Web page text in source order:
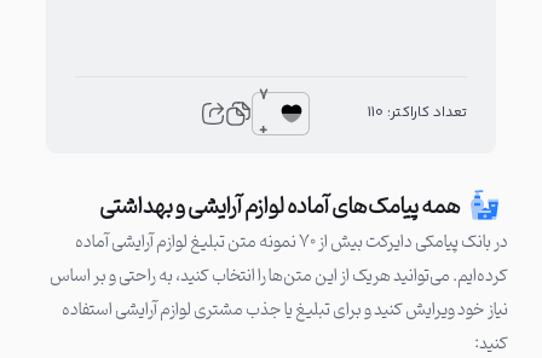
تعداد کاراکتر: 110
7
+
همه پیامک‌های آماده لوازم آرایشی و بهداشتی
در بانک پیامکی دایرکت بیش از ۷۰ نمونه متن تبلیغ لوازم آرایشی آماده‌
کرده‌ایم. می‌توانید هریک از این متن‌ها را انتخاب کنید، به راحتی و بر اساس
نیاز خود ویرایش کنید و برای تبلیغ یا جذب مشتری لوازم آرایشی استفاده
کنید: